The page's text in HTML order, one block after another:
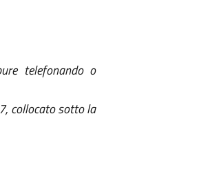
telefonando o
collocato sotto la